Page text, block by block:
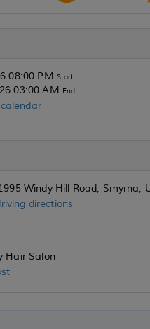
08:00 PM Start
03:00 AM End
Windy Hill Road, Smyrna,
directions
Hair Salon